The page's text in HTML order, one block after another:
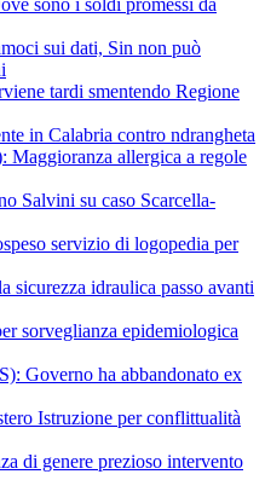
sono i soldi promessi da
sui dati, Sin non può
tardi smentendo Regione
in Calabria contro ndrangheta
allergica a regole
Salvini su caso Scarcella-
servizio di logopedia per
sicurezza idraulica passo avanti
sorveglianza epidemiologica
Governo ha abbandonato ex
Istruzione per conflittualità
di genere prezioso intervento